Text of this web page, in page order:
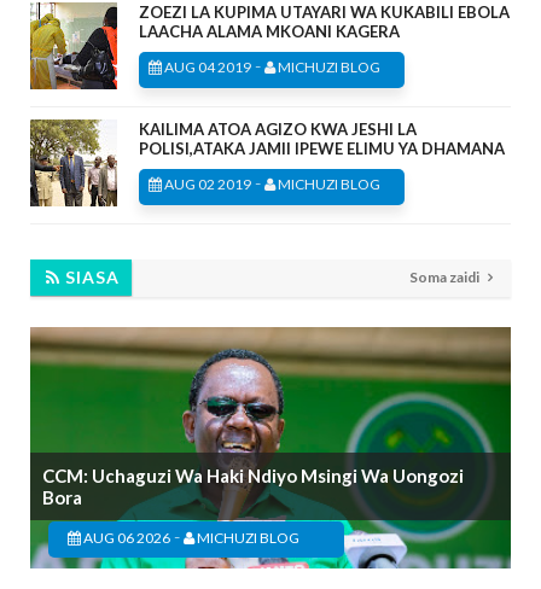
ZOEZI LA KUPIMA UTAYARI WA KUKABILI EBOLA
LAACHA ALAMA MKOANI KAGERA
AUG 04 2019 - MICHUZI BLOG
KAILIMA ATOA AGIZO KWA JESHI LA
POLISI,ATAKA JAMII IPEWE ELIMU YA DHAMANA
AUG 02 2019 - MICHUZI BLOG
SIASA Soma zaidi
CCM: Uchaguzi Wa Haki Ndiyo Msingi Wa Uongozi
Bora
AUG 06 2026 - MICHUZI BLOG